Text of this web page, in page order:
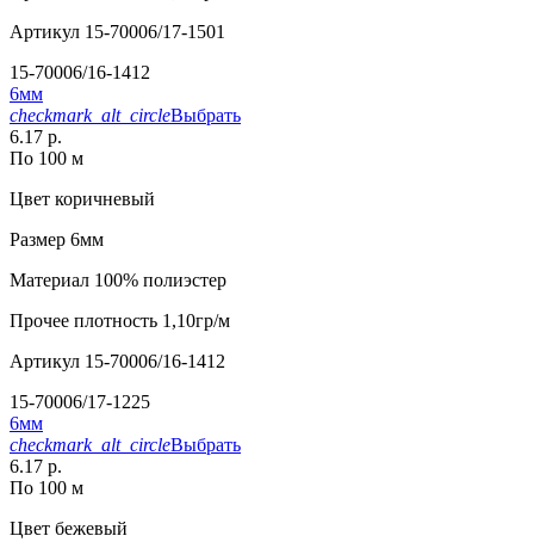
Артикул 15-70006/17-1501
15-70006/16-1412
6мм
checkmark_alt_circleВыбрать
6.17 р.
По 100 м
Цвет коричневый
Размер 6мм
Материал 100% полиэстер
Прочее плотность 1,10гр/м
Артикул 15-70006/16-1412
15-70006/17-1225
6мм
checkmark_alt_circleВыбрать
6.17 р.
По 100 м
Цвет бежевый